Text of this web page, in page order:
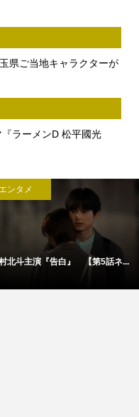
県ご当地キャラクターが
ラーメンD 松平國光
メ
主演『告白』 【第5話ネ... ア